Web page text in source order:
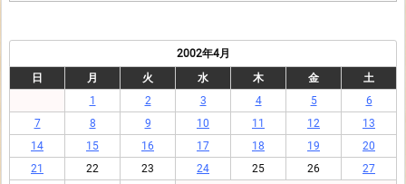
2002年4月
日
月 火 水 木 金
土
1
2 3 4 5
6
7
8 9 10 11 12
13
14
15 16 17 18 19
20
21
22 23 24 25 26
27